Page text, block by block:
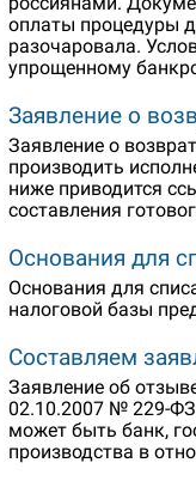
оплаты процедуры
разочаровала.
упрощенному
Заявление о
Заявление о
производить
ниже приводится
составления
Основания для
Основания для
налоговой базы
Составляем
Заявление об
02.10.2007 № 229-
может быть банк,
производства в